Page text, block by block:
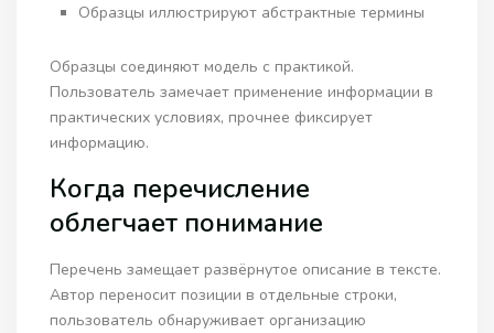
Образцы иллюстрируют абстрактные термины
Образцы соединяют модель с практикой.
Пользователь замечает применение информации в
практических условиях, прочнее фиксирует
информацию.
Когда перечисление
облегчает понимание
Перечень замещает развёрнутое описание в тексте.
Автор переносит позиции в отдельные строки,
пользователь обнаруживает организацию